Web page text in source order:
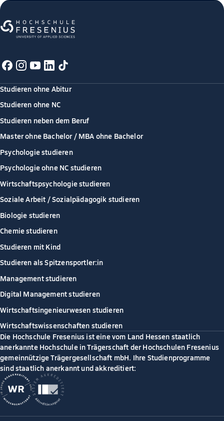
Studieren ohne Abitur
Studieren ohne NC
Studieren neben dem Beruf
Master ohne Bachelor / MBA ohne Bachelor
Psychologie studieren
Psychologie ohne NC studieren
Wirtschaftspsychologie studieren
Soziale Arbeit / Sozialpädagogik studieren
Biologie studieren
Chemie studieren
Studieren mit Kind
Studieren als Spitzensportler:in
Management studieren
Digital Management studieren
Wirtschaftsingenieurwesen studieren
Wirtschaftswissenschaften studieren
Die Hochschule Fresenius ist eine vom Land Hessen staatlich
anerkannte Hochschule in Trägerschaft der Hochschulen Fresenius
gemeinnützige Trägergesellschaft mbH. Ihre Studienprogramme
sind staatlich anerkannt und akkreditiert: